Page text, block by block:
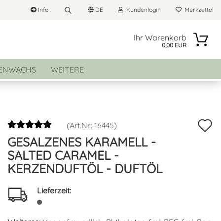
Info DE Kundenlogin
E-Mail
Konto erstellen
Passwort vergessen?
Merkzettel
Ihr Warenkorb
0,00 EUR
WEITERE
(Art.Nr.: 16445)
GESALZENES KARAMELL -
SALTED CARAMEL -
KERZENDUFTÖL - DUFTÖL
Lieferzeit: